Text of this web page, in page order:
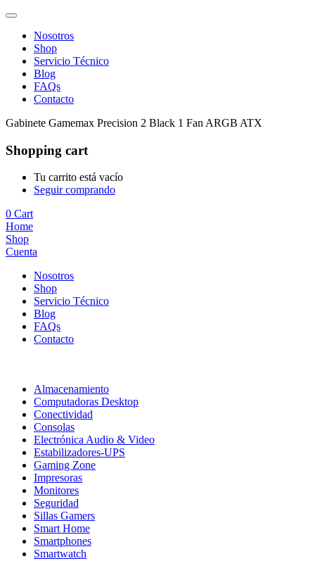
Nosotros
Shop
Servicio Técnico
Blog
FAQs
Contacto
Gabinete Gamemax Precision 2 Black 1 Fan ARGB ATX
Shopping cart
Tu carrito está vacío
Seguir comprando
0 Cart
Home
Shop
Cuenta
Nosotros
Shop
Servicio Técnico
Blog
FAQs
Contacto
Almacenamiento
Computadoras Desktop
Conectividad
Consolas
Electrónica Audio & Video
Estabilizadores-UPS
Gaming Zone
Impresoras
Monitores
Seguridad
Sillas Gamers
Smart Home
Smartphones
Smartwatch